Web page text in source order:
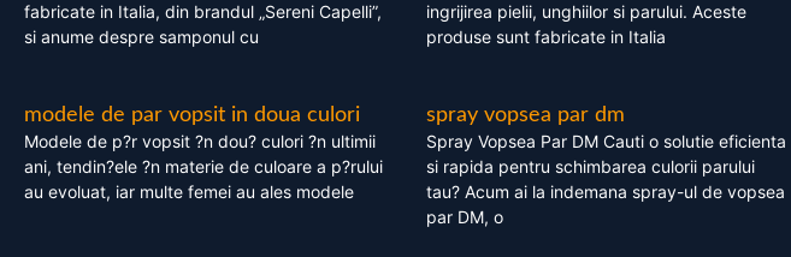
fabricate in Italia, din brandul „Sereni Capelli”,
si anume despre samponul cu
ingrijirea pielii, unghiilor si parului. Aceste
produse sunt fabricate in Italia
modele de par vopsit in doua culori
Modele de p?r vopsit ?n dou? culori ?n ultimii
ani, tendin?ele ?n materie de culoare a p?rului
au evoluat, iar multe femei au ales modele
spray vopsea par dm
Spray Vopsea Par DM Cauti o solutie eficienta
si rapida pentru schimbarea culorii parului
tau? Acum ai la indemana spray-ul de vopsea
par DM, o